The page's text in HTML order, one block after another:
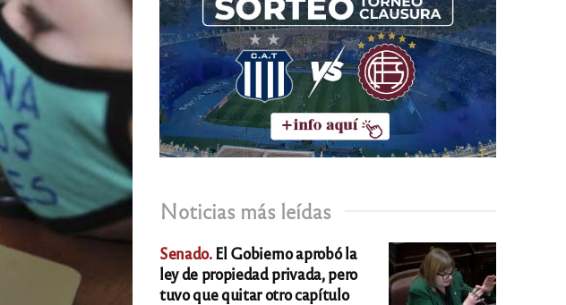
Noticias más leídas
Senado.El Gobierno aprobó la
ley de propiedad privada, pero
tuvo que quitar otro capítulo